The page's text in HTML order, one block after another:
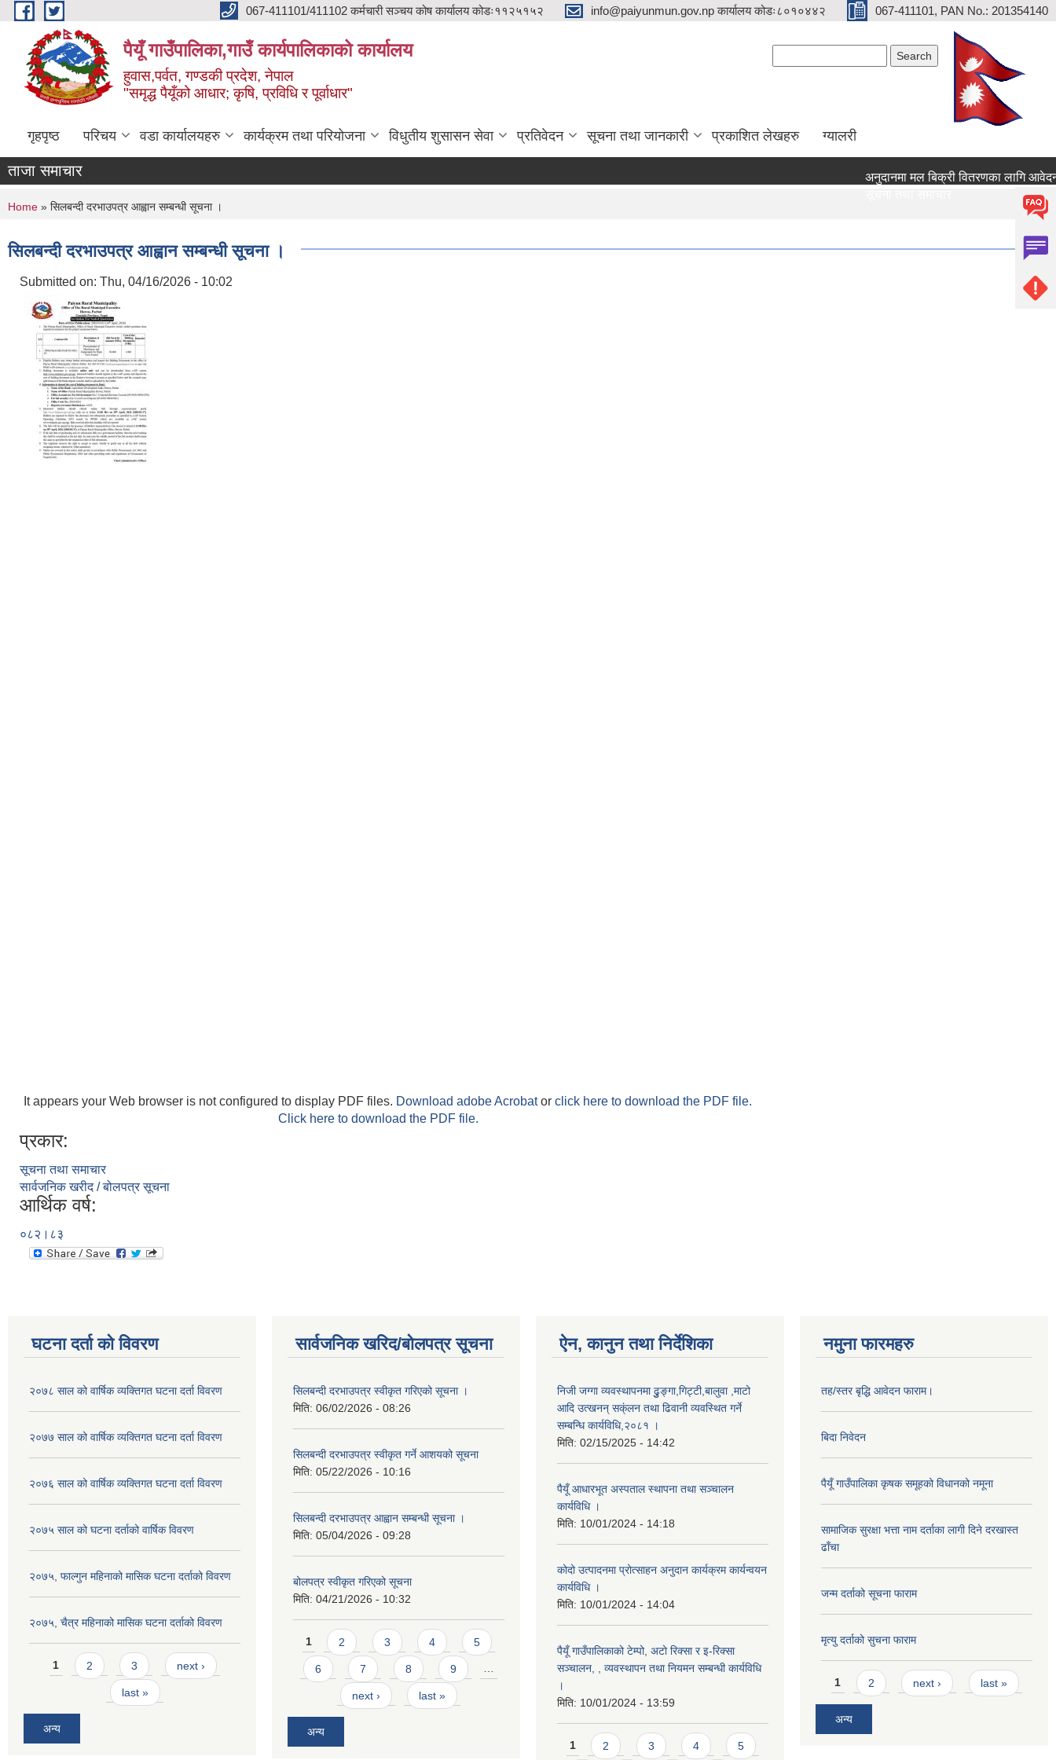
Skip to main content 067-411101/411102 कर्मचारी सञ्चय कोष कार्यालय कोडः११२५१५२ info@paiyunmun.gov.np कार्यालय कोडः८०१०४४२ 067-411101, PAN No.: 201354140
पैयूँ गाउँपालिका,गाउँ कार्यपालिकाको कार्यालय
हुवास,पर्वत, गण्डकी प्रदेश, नेपाल
"समृद्ध पैयूँको आधार; कृषि, प्रविधि र पूर्वाधार"
गृहपृष्ठ परिचय वडा कार्यालयहरु कार्यक्रम तथा परियोजना विधुतीय शुसासन सेवा प्रतिवेदन सूचना तथा जानकारी प्रकाशित लेखहरु ग्यालरी
ताजा समाचार
अनुदानमा मल बिक्री वितरणका लागि आवेदन दिने
You are here
Home » सिलबन्दी दरभाउपत्र आह्वान सम्बन्धी सूचना ।
सिलबन्दी दरभाउपत्र आह्वान सम्बन्धी सूचना ।
Submitted on: Thu, 04/16/2026 - 10:02
It appears your Web browser is not configured to display PDF files. Download adobe Acrobator click here to download the PDF file.
Click here to download the PDF file.
प्रकार:
सूचना तथा समाचार
सार्वजनिक खरीद / बोलपत्र सूचना
आर्थिक वर्ष:
०८२।८३
घटना दर्ता को विवरण
२०७८ साल को वार्षिक व्यक्तिगत घटना दर्ता विवरण
२०७७ साल को वार्षिक व्यक्तिगत घटना दर्ता विवरण
२०७६ साल को वार्षिक व्यक्तिगत घटना दर्ता विवरण
२०७५ साल को घटना दर्ताको वार्षिक विवरण
२०७५, फाल्गुन महिनाको मासिक घटना दर्ताको विवरण
२०७५, चैत्र महिनाको मासिक घटना दर्ताको विवरण
Pages
1 2 3 next ›
last »
अन्य
सार्वजनिक खरिद/बोलपत्र सूचना
सिलबन्दी दरभाउपत्र स्वीकृत गरिएको सूचना ।
मिति: 06/02/2026 - 08:26
सिलबन्दी दरभाउपत्र स्वीकृत गर्ने आशयको सूचना
मिति: 05/22/2026 - 10:16
सिलबन्दी दरभाउपत्र आह्वान सम्बन्धी सूचना ।
मिति: 05/04/2026 - 09:28
बोलपत्र स्वीकृत गरिएको सूचना
मिति: 04/21/2026 - 10:32
Pages
1 2 3 4 5
6 7 8 9 …
next › last »
अन्य
ऐन, कानुन तथा निर्देशिका
निजी जग्गा व्यवस्थापनमा ढुुङ्गा,गिट्टी,बालुवा ,माटो
आदि उत्खनन् सक्ंलन तथा ढिवानी व्यवस्थित गर्ने
सम्बन्धि कार्यविधि,२०८१ ।
मिति: 02/15/2025 - 14:42
पैयूँ आधारभूत अस्पताल स्थापना तथा सञ्चालन
कार्यविधि ।
मिति: 10/01/2024 - 14:18
कोदो उत्पादनमा प्रोत्साहन अनुदान कार्यक्रम कार्यन्वयन
कार्यविधि ।
मिति: 10/01/2024 - 14:04
पैयूँ गाउँपालिकाको टेम्पो, अटो रिक्सा र इ-रिक्सा
सञ्चालन, , व्यवस्थापन तथा नियमन सम्बन्धी कार्यविधि
।
मिति: 10/01/2024 - 13:59
Pages
1 2 3 4 5
नमुना फारमहरु
तह/स्तर बृद्धि आवेदन फाराम।
बिदा निवेदन
पैयूँ गाउँपालिका कृषक समूहको विधानको नमूना
सामाजिक सुरक्षा भत्ता नाम दर्ताका लागी दिने दरखास्त
ढाँचा
जन्म दर्ताको सूचना फाराम
मृत्यु दर्ताको सुचना फाराम
Pages
1 2 next › last »
अन्य